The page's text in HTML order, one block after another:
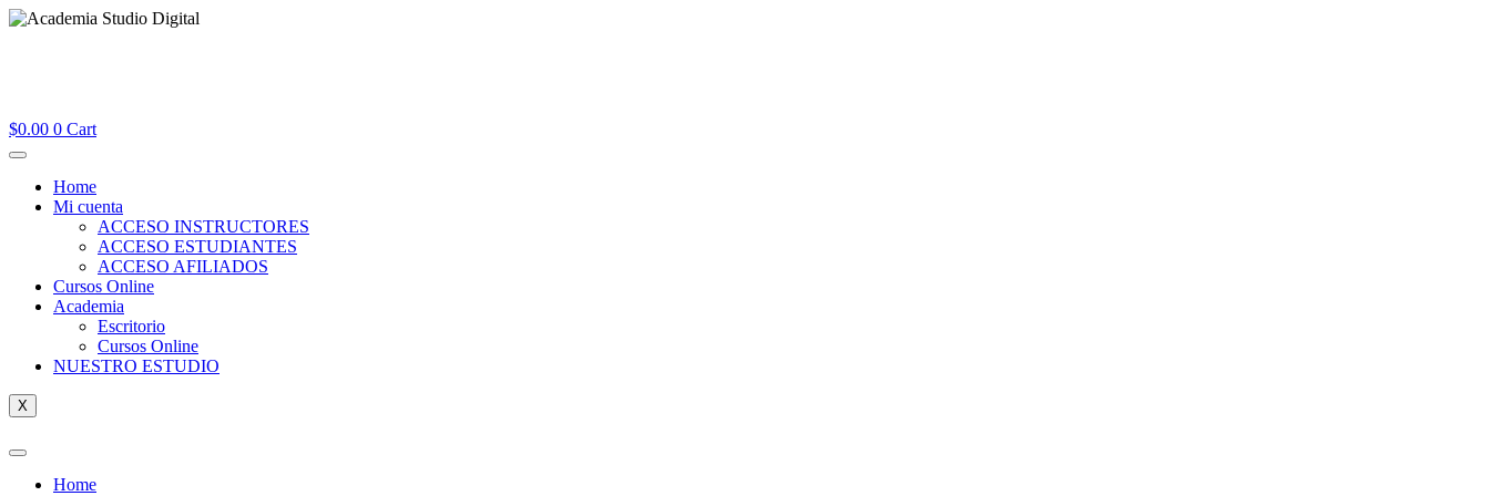
$0.00 0 Cart
Home
Mi cuenta
ACCESO INSTRUCTORES
ACCESO ESTUDIANTES
ACCESO AFILIADOS
Cursos Online
Academia
Escritorio
Cursos Online
NUESTRO ESTUDIO
X
Home